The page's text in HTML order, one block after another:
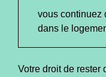
vous continuez
dans le
Votre droit de rester